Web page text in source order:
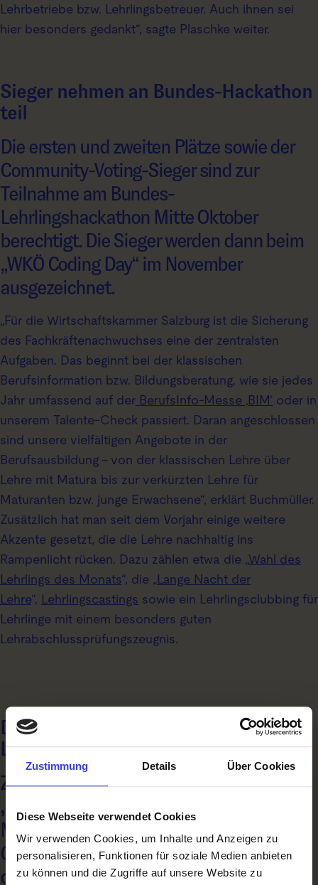
Zustimmung Details Über Cookies
Diese Webseite verwendet Cookies
Wir verwenden Cookies, um Inhalte und Anzeigen zu
personalisieren, Funktionen für soziale Medien anbieten
zu können und die Zugriffe auf unsere Website zu
Lehrbetriebe bzw. Lehrlingsbetreuer. Auch ihnen sei
hier besonders gedankt“, sagte Plaschke weiter.
Sieger nehmen an Bundes-Hackathon
teil
Die ersten und zweiten Plätze sowie der
Community-Voting-Sieger sind zur
Teilnahme am Bundes-
Lehrlingshackathon Mitte Oktober
berechtigt. Die Sieger werden dann beim
„WKÖ Coding Day“ im November
ausgezeichnet.
„Für die Wirtschaftskammer Salzburg ist die Sicherung
des Fachkräftenachwuchses eine der zentralsten
Aufgaben. Das beginnt bei der klassischen
Berufsinformation bzw. Bildungsberatung, wie sie jedes
Jahr umfassend auf der BerufsInfo-Messe ‚BIM‘ oder in
unserem Talente-Check passiert. Daran angeschlossen
sind unsere vielfältigen Angebote in der
Berufsausbildung – von der klassischen Lehre über
Lehre mit Matura bis zur verkürzten Lehre für
Maturanten bzw. junge Erwachsene“, erklärt Buchmüller.
Zusätzlich hat man seit dem Vorjahr einige weitere
Akzente gesetzt, die die Lehre nachhaltig ins
Rampenlicht rücken. Dazu zählen etwa die „Wahl des
Lehrlings des Monats“, die „Lange Nacht der
Lehre“, Lehrlingscastings sowie ein Lehrlingsclubbing für
Lehrlinge mit einem besonders guten
Lehrabschlussprüfungszeugnis.
Die Siegerteams des 4. Salzburger
Lehrlingshackathon sind:
Zum Sieger in der
„Rookies“
Mobilitäts-Manager“ der Porsche Holding
GmbH gekürt. Den zweiten Platz belegte
das Projekt „Foodie“ von der Salzburg AG